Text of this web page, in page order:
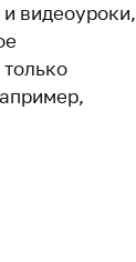
видеоуроки,